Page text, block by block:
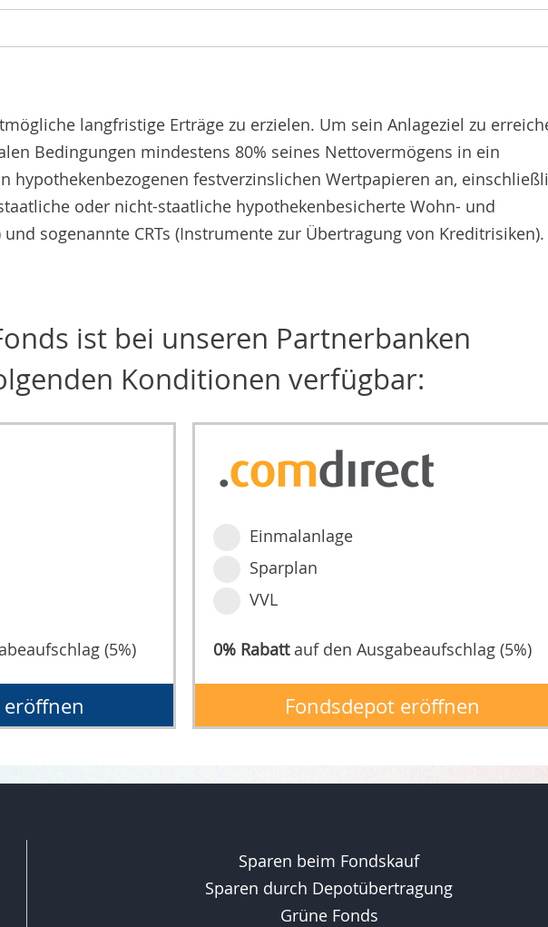
langfristige Erträge zu erzielen. Um sein Anlageziel zu
Bedingungen mindestens 80% seines Nettovermögens in ein
hypothekenbezogenen festverzinslichen Wertpapieren an,
oder nicht-staatliche hypothekenbesicherte Wohn- und
sogenannte CRTs (Instrumente zur Übertragung von Kreditrisiken).
ist bei unseren Partnerbanken
Konditionen verfügbar:
(5%)
eröffnen
Einmalanlage
Sparplan
VVL
0% Rabattauf den Ausgabeaufschlag (5%)
Fondsdepot eröffnen
Sparen beim Fondskauf
Sparen durch Depotübertragung
Grüne Fonds